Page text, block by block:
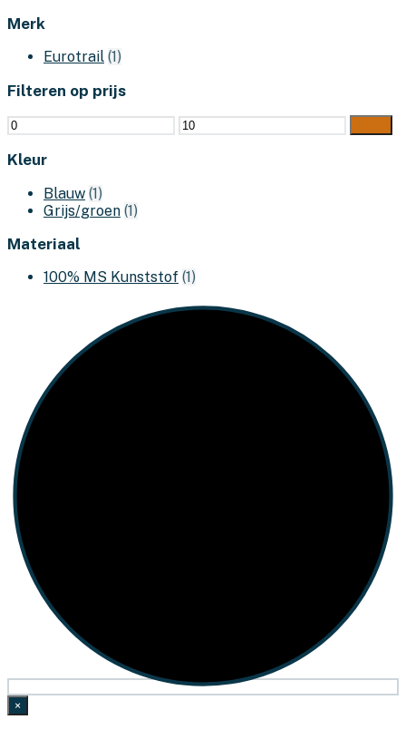
Merk
Eurotrail (1)
Filteren op prijs
Min.
prijs
Max.
prijs
Kleur
Blauw (1)
Grijs/groen (1)
Materiaal
100% MS Kunststof (1)
×